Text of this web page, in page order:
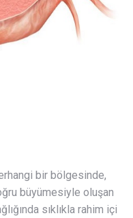
bir bölgesinde,
büyümesiyle oluşan
sıklıkla rahim içi